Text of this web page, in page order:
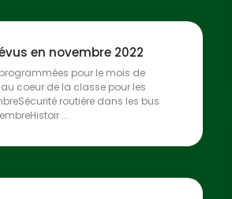
en novembre 2022
pour le mois de
coeur de la classe pour les
routière dans les bus
...